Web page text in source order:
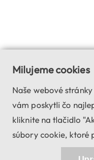
Milujeme cookies
Naše webové
vám poskytli čo
kliknite na tlačidlo
súbory cookie, ktoré